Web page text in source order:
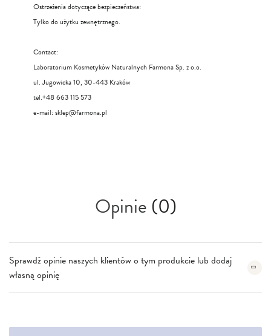
Ostrzeżenia dotyczące bezpieczeństwa:
Tylko do użytku zewnętrznego.
Contact:
Laboratorium Kosmetyków Naturalnych Farmona Sp. z o.o.
ul. Jugowicka 10, 30-443 Kraków
tel.+48 663 115 573
e-mail: sklep@farmona.pl
Opinie(0)
Sprawdź opinie naszych klientów o tym produkcie lub dodaj
własną opinię